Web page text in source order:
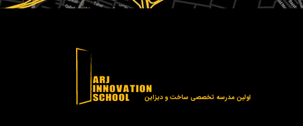
اولین مدرسه تخصصی ساخت و دیزاین